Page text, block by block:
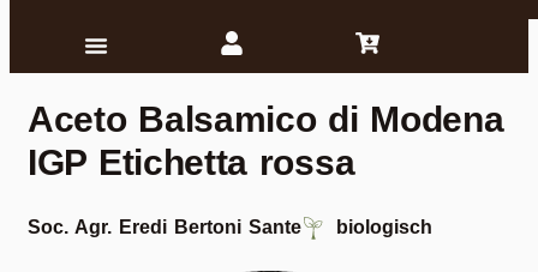
Soc. Agr. Eredi Bertoni Sante biologisch
Aceto Balsamico di Modena
IGP Etichetta rossa